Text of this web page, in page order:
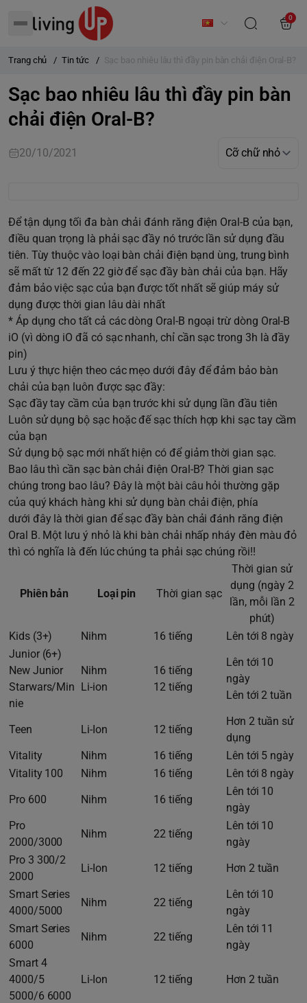
0
Trang chủ / Tin tức / Sạc bao nhiêu lâu thì đầy pin bàn chải điện Oral-B?
Sạc bao nhiêu lâu thì đầy pin bàn
chải điện Oral-B?
20/10/2021
Để tận dụng tối đa bàn chải đánh răng điện Oral-B của bạn,
điều quan trọng là phải sạc đầy nó trước lần sử dụng đầu
tiên. Tùy thuộc vào loại bàn chải điện bạnd ùng, trung bình
sẽ mất từ ​​12 đến 22 giờ để sạc đầy bàn chải của bạn. Hãy
đảm bảo việc sạc của bạn được tốt nhất sẽ giúp máy sử
dụng được thời gian lâu dài nhất
* Áp dụng cho tất cả các dòng Oral-B ngoại trừ dòng Oral-B
iO (vì dòng iO đã có sạc nhanh, chỉ cần sạc trong 3h là đầy
pin)
Lưu ý thực hiện theo các mẹo dưới đây để đảm bảo bàn
chải của bạn luôn được sạc đầy:
Sạc đầy tay cầm của bạn trước khi sử dụng lần đầu tiên
Luôn sử dụng bộ sạc hoặc đế sạc thích hợp khi sạc tay cầm
của bạn
Sử dụng bộ sạc mới nhất hiện có để giảm thời gian sạc.
Bao lâu thì cần sạc bàn chải điện Oral-B? Thời gian sạc
chúng trong bao lâu? Đây là một bài câu hỏi thường gặp
của quý khách hàng khi sử dụng bàn chải điện, phía
dưới đây là thời gian để sạc đầy bàn chải đánh răng điện
Oral B. Một lưu ý nhỏ là khi bàn chải nhấp nháy đèn màu đỏ
thì có nghĩa là đến lúc chúng ta phải sạc chúng rồi!!
Phiên bản Loại pin Thời gian sạc
Thời gian sử
dụng (ngày 2
lần, mỗi lần 2
phút)
Kids (3+)
Nihm 16 tiếng
Lên tới 8 ngày
Junior (6+)
New Junior
Starwars/Min
nie
Nihm
Li-ion
16 tiếng
12 tiếng
Lên tới 10
ngày
Lên tới 2 tuần
Teen Li-Ion 12 tiếng
Hơn 2 tuần sử
dụng
Vitality
Nihm 16 tiếng
Lên tới 5 ngày
Vitality 100
Nihm 16 tiếng
Lên tới 8 ngày
Pro 600
Nihm 16 tiếng
Lên tới 10
ngày
Pro
2000/3000
Nihm 22 tiếng
Lên tới 10
ngày
Pro 3 300/2
2000
Li-Ion 12 tiếng
Hơn 2 tuần
Smart Series
4000/5000
Nihm 22 tiếng
Lên tới 10
ngày
Smart Series
6000
Nihm 22 tiếng
Lên tới 11
ngày
Smart 4
4000/5
5000/6 6000
Li-Ion 12 tiếng Hơn 2 tuần